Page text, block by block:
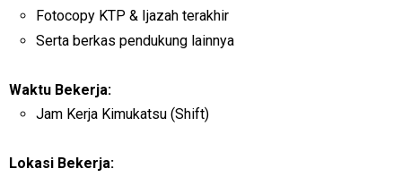
Fotocopy KTP & Ijazah terakhir
Serta berkas pendukung lainnya
Waktu Bekerja:
Jam Kerja Kimukatsu (Shift)
Lokasi Bekerja: